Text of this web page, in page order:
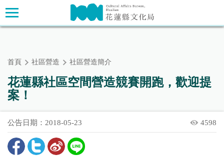
跳
到
主
主要內容區塊
首頁 社區營造 社區營造簡介
花蓮縣社區空間營造競賽開跑，歡迎提
案！
公告日期：2018-05-23 4598